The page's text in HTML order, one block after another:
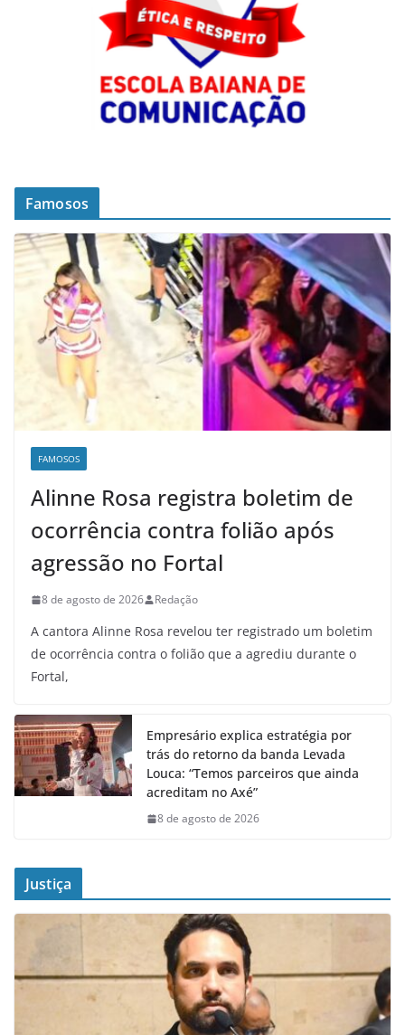
Famosos
FAMOSOS
Alinne Rosa registra boletim de
ocorrência contra folião após
agressão no Fortal
8 de agosto de 2026 Redação
A cantora Alinne Rosa revelou ter registrado um boletim
de ocorrência contra o folião que a agrediu durante o
Fortal,
Empresário explica estratégia por
trás do retorno da banda Levada
Louca: “Temos parceiros que ainda
acreditam no Axé”
8 de agosto de 2026
Justiça